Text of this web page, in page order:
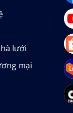
lưới
mại